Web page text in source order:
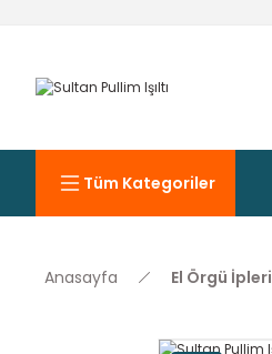
Tüm Kategoriler
Anasayfa El Örgü İpleri